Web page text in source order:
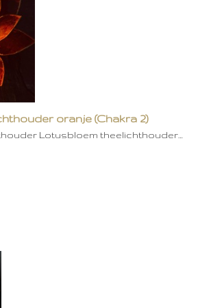
oranje (Chakra 2)
Lotusbloem theelichthouder…